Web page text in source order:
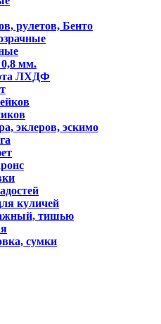
рулетов, Бенто
мм.
ЛХДФ
эклеров, эскимо
куличей
тишью
сумки